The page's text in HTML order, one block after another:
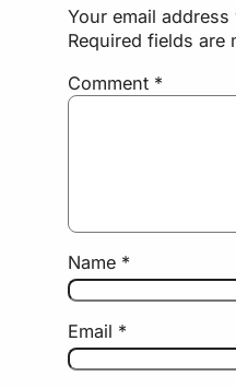
Your email
Required fields are
Comment *
Name *
Email *